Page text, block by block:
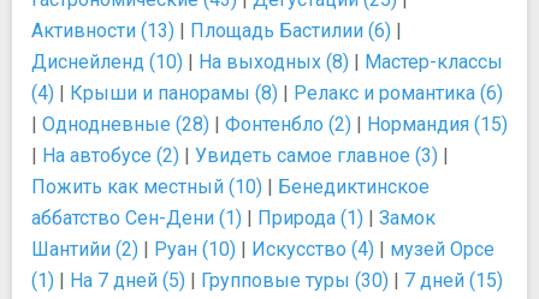
Активности (13) | Площадь Бастилии (6) |
Диснейленд (10) | На выходных (8) | Мастер-классы
(4) | Крыши и панорамы (8) | Релакс и романтика (6)
| Однодневные (28) | Фонтенбло (2) | Нормандия (15)
| На автобусе (2) | Увидеть самое главное (3) |
Пожить как местный (10) | Бенедиктинское
аббатство Сен-Дени (1) | Природа (1) | Замок
Шантийи (2) | Руан (10) | Искусство (4) | музей Орсе
(1) | На 7 дней (5) | Групповые туры (30) | 7 дней (15)